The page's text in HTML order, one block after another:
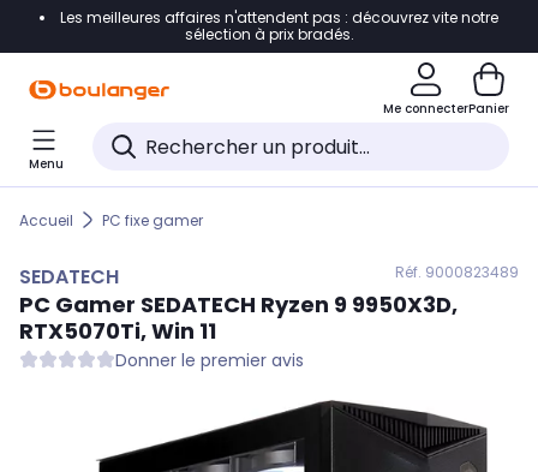
Accéder directement à la navigation
Accéder directement au pied de page
Accéder directement au chatbot
Les meilleures affaires n'attendent pas : découvrez vite notre
sélection à prix bradés.
Me connecterPanier
Menu
Accueil PC fixe gamer
SEDATECH Réf. 9000823489
PC Gamer SEDATECH Ryzen 9 9950X3D,
RTX5070Ti, Win 11
Donner le premier avis